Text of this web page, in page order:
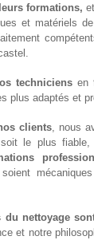
formations,
et matériels
techniciensen
plus adaptés et
clients, nous
le plus fiable,
soient
du nettoyage
et notre